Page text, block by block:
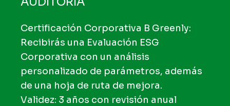
Certificación Corporativa B Greenly:
Recibirás una Evaluación ESG
Corporativa con un análisis
personalizado de parámetros, además
de una hoja de ruta de mejora.
Validez: 3 años con revisión anual